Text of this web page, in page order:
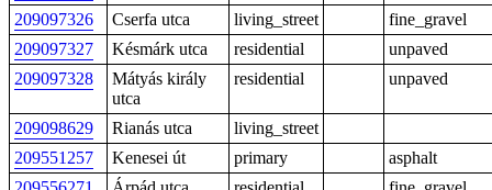
209097326
Cserfa utca living_street
fine_gravel
209097327
Késmárk utca residential
unpaved
209097328
Mátyás király
utca
residential unpaved
209098629 Rianás utca
living_street
209551257
Kenesei út primary
asphalt